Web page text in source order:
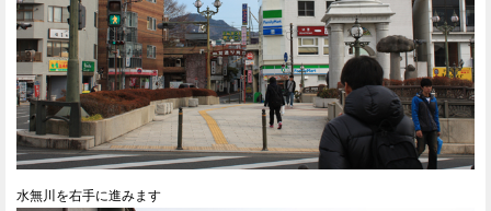
水無川を右手に進みます